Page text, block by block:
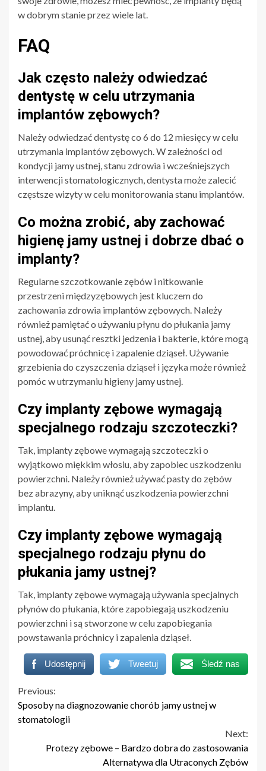
w dobrym stanie przez wiele lat.
FAQ
Jak często należy odwiedzać
dentystę w celu utrzymania
implantów zębowych?
Należy odwiedzać dentystę co 6 do 12 miesięcy w celu
utrzymania implantów zębowych. W zależności od
kondycji jamy ustnej, stanu zdrowia i wcześniejszych
interwencji stomatologicznych, dentysta może zalecić
częstsze wizyty w celu monitorowania stanu implantów.
Co można zrobić, aby zachować
higienę jamy ustnej i dobrze dbać o
implanty?
Regularne szczotkowanie zębów i nitkowanie
przestrzeni międzyzębowych jest kluczem do
zachowania zdrowia implantów zębowych. Należy
również pamiętać o używaniu płynu do płukania jamy
ustnej, aby usunąć resztki jedzenia i bakterie, które mogą
powodować próchnicę i zapalenie dziąseł. Używanie
grzebienia do czyszczenia dziąseł i języka może również
pomóc w utrzymaniu higieny jamy ustnej.
Czy implanty zębowe wymagają
specjalnego rodzaju szczoteczki?
Tak, implanty zębowe wymagają szczoteczki o
wyjątkowo miękkim włosiu, aby zapobiec uszkodzeniu
powierzchni. Należy również używać pasty do zębów
bez abrazyny, aby uniknąć uszkodzenia powierzchni
implantu.
Czy implanty zębowe wymagają
specjalnego rodzaju płynu do
płukania jamy ustnej?
Tak, implanty zębowe wymagają używania specjalnych
płynów do płukania, które zapobiegają uszkodzeniu
powierzchni i są stworzone w celu zapobiegania
powstawania próchnicy i zapalenia dziąseł.
Udostępnij Tweetuj Śledź nas
Continue
Reading
Previous:
Sposoby na diagnozowanie chorób jamy ustnej w
stomatologii
Next:
Protezy zębowe – Bardzo dobra do zastosowania
Alternatywa dla Utraconych Zębów